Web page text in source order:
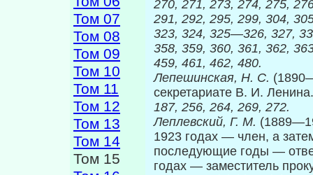
Том 07
Том 08
Том 09
Том 10
Том 11
Том 12
Том 13
Том 14
Том 15
270, 271, 273, 274, 275,
291, 292, 295, 299, 304,
323, 324, 325—326, 327,
358, 359, 360, 361, 362,
459, 461, 462, 480.
Лепешинская, Н. С.
секретариате В. И.
187, 256, 264, 269, 272.
Леплевский, Г. М.
1923 годах — член, а
последующие годы —
годах — заместитель